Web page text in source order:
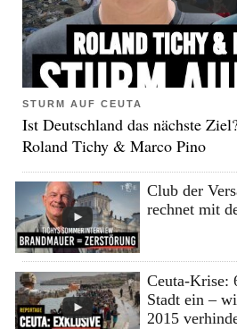
STURM AUF CEUTA
Ist Deutschland das nächste
Roland Tichy & Marco Pino
Club der
rechnet mit
Ceuta-Krise:
Stadt ein –
2015